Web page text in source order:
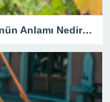
Üzüm Üzüme Baka Baka Kararır Atasözünün Anlamı Nedir? Kısaca Açıklaması Ve Örnek Cümle…